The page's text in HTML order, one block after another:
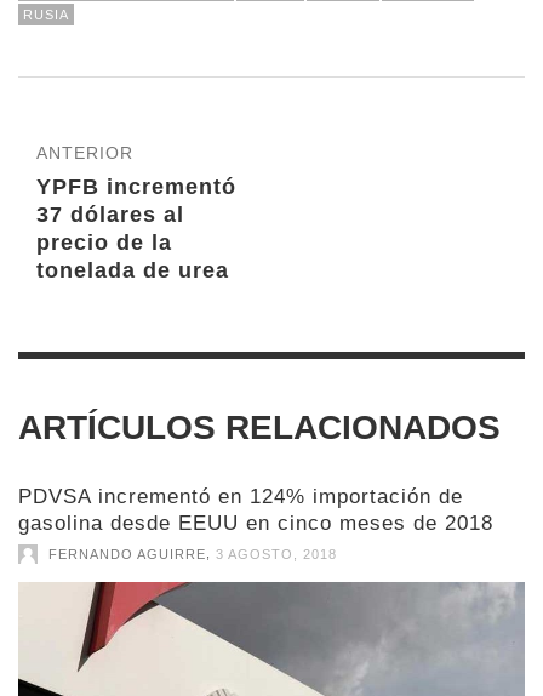
RUSIA
ANTERIOR
YPFB incrementó
37 dólares al
precio de la
tonelada de urea
ARTÍCULOS RELACIONADOS
PDVSA incrementó en 124% importación de
gasolina desde EEUU en cinco meses de 2018
FERNANDO AGUIRRE 3 AGOSTO, 2018